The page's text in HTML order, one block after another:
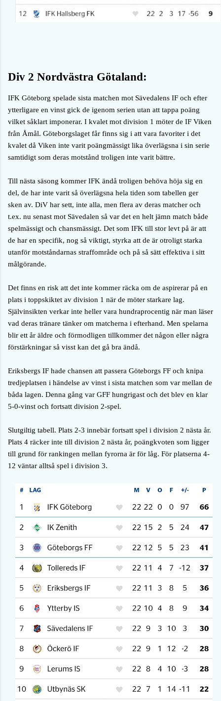
Div 2 Nordvästra Götaland:
IFK Göteborg spelade sista matchen mot Sävedalens IF och efter
ytterligare en vinst gick de igenom serien utan att tappa poäng
vilket såklart imponerar. I kvalet mot division 1 möter de IF Viken
från Åmål. Göteborgslaget får finns sig i att vara favoriter i det
kvalet då Viken inte varit poängmässigt lika överlägsna i sin serie
samtidigt som deras motstånd troligen inte varit bättre.
Till nästa säsong kommer IFK ändå troligen behöva höja sig en
del, de har inte varit så överlägsna hela tiden som tabellen ger
sken av. DiV har sett, inte alla, men flera av deras matcher och
t.ex. nu senast mot Sävedalen så var det en helt jämn match både
spelmässigt och chansmässigt. Det som IFK till stor levt på är att
de har en specifik, nog så viktigt, styrka att de är otroligt starka
utanför motståndarnas straffområde och på så sätt effektiva i sitt
målgörande.
Det finns en risk att det inte kommer räcka om de aspirerar på en
plats i toppskiktet av division 1 när de möter starkare lag.
Självinsikten verkar inte heller vara hundraprocentig när man läser
vad deras tränare tänker om matcherna i efterhand. Men spelarna
blir ett år äldre och förmodligen tillkommer det någon eller några
förstärkningar så visst kan det gå bra ändå.
Eriksbergs IF hade chansen att passera Göteborgs FF och knipa
tredjeplatsen i händelse av vinst i sista matchen som var mellan de
båda lagen. Denna gång var GFF hungrigast och det blev en klar
5-0-vinst och fortsatt division 2-spel.
Slutgiltig tabell. Plats 2-3 innebär fortsatt spel i division 2 nästa år.
Plats 4 räcker inte till division 2 nästa år, poängkvoten som ligger
till grund för rankingen mellan fyrorna är för låg. För platserna 4-
12 väntar alltså spel i division 3.